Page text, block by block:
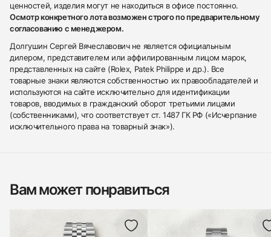
ценностей, изделия могут не находиться в офисе постоянно.
Осмотр конкретного лота возможен строго по предварительному
согласованию с менеджером.
Долгушин Сергей Вячеславович не является официальным
дилером, представителем или аффилированным лицом марок,
представленных на сайте (Rolex, Patek Philippe и др.). Все
товарные знаки являются собственностью их правообладателей и
используются на сайте исключительно для идентификации
товаров, вводимых в гражданский оборот третьими лицами
(собственниками), что соответствует ст. 1487 ГК РФ («Исчерпание
исключительного права на товарный знак»).
Вам может понравиться